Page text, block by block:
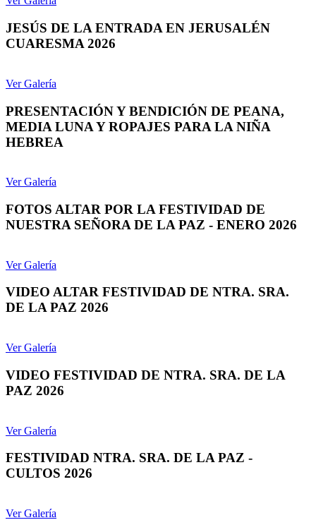
JESÚS DE LA ENTRADA EN JERUSALÉN
CUARESMA 2026
Ver Galería
PRESENTACIÓN Y BENDICIÓN DE PEANA,
MEDIA LUNA Y ROPAJES PARA LA NIÑA
HEBREA
Ver Galería
FOTOS ALTAR POR LA FESTIVIDAD DE
NUESTRA SEÑORA DE LA PAZ - ENERO 2026
Ver Galería
VIDEO ALTAR FESTIVIDAD DE NTRA. SRA.
DE LA PAZ 2026
Ver Galería
VIDEO FESTIVIDAD DE NTRA. SRA. DE LA
PAZ 2026
Ver Galería
FESTIVIDAD NTRA. SRA. DE LA PAZ -
CULTOS 2026
Ver Galería